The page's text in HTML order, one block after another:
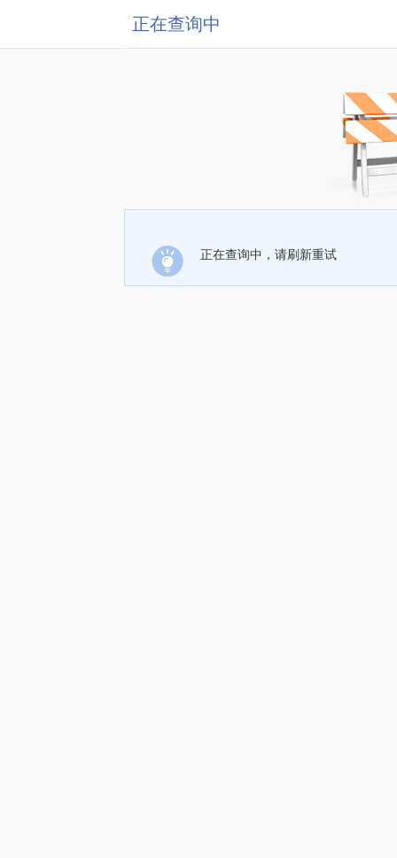
正在查询中
正在查询中，请刷新重试